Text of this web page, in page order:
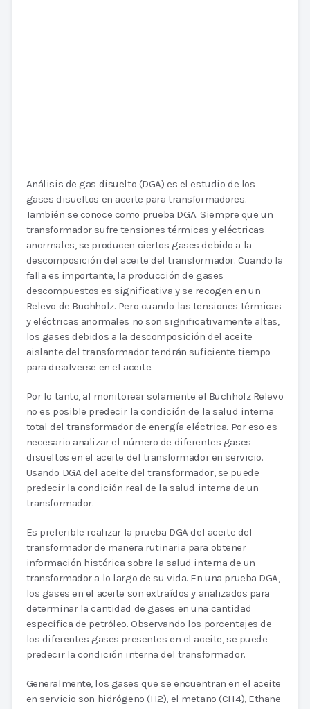
Análisis de gas disuelto (DGA) es el estudio de los
gases disueltos en aceite para transformadores.
También se conoce como prueba DGA. Siempre que un
transformador sufre tensiones térmicas y eléctricas
anormales, se producen ciertos gases debido a la
descomposición del aceite del transformador. Cuando la
falla es importante, la producción de gases
descompuestos es significativa y se recogen en un
Relevo de Buchholz. Pero cuando las tensiones térmicas
y eléctricas anormales no son significativamente altas,
los gases debidos a la descomposición del aceite
aislante del transformador tendrán suficiente tiempo
para disolverse en el aceite.
Por lo tanto, al monitorear solamente el Buchholz Relevo
no es posible predecir la condición de la salud interna
total del transformador de energía eléctrica. Por eso es
necesario analizar el número de diferentes gases
disueltos en el aceite del transformador en servicio.
Usando DGA del aceite del transformador, se puede
predecir la condición real de la salud interna de un
transformador.
Es preferible realizar la prueba DGA del aceite del
transformador de manera rutinaria para obtener
información histórica sobre la salud interna de un
transformador a lo largo de su vida. En una prueba DGA,
los gases en el aceite son extraídos y analizados para
determinar la cantidad de gases en una cantidad
específica de petróleo. Observando los porcentajes de
los diferentes gases presentes en el aceite, se puede
predecir la condición interna del transformador.
Generalmente, los gases que se encuentran en el aceite
en servicio son hidrógeno (H2), el metano (CH4), Ethane